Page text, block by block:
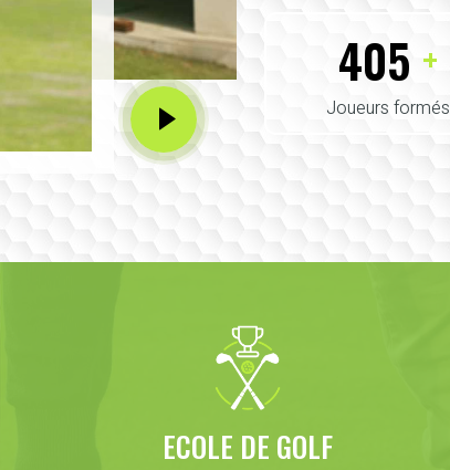
425 +
Joueurs formés
ECOLE DE GOLF